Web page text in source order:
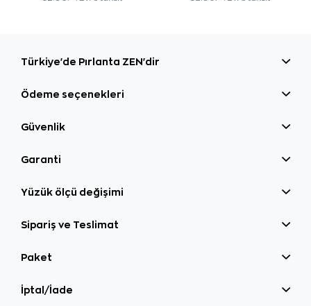
Türkiye'de Pırlanta ZEN'dir
Ödeme seçenekleri
Güvenlik
Garanti
Yüzük ölçü değişimi
Sipariş ve Teslimat
Paket
İptal/İade